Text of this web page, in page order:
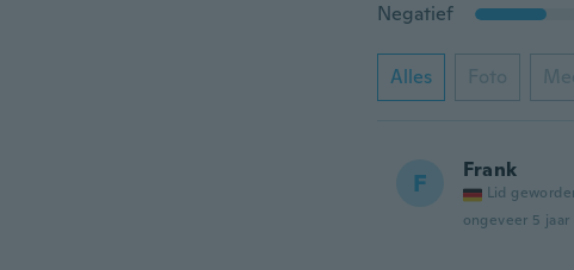
Negatief
Alles Foto
F Frank
Lid
ongeveer 5